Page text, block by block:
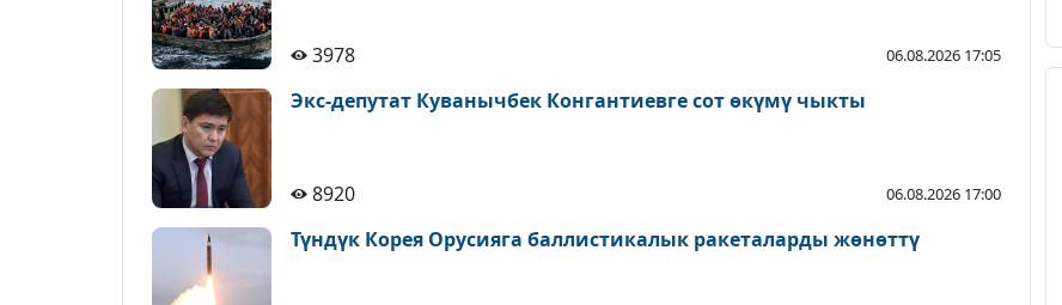
3978 06.08.2026 17:05
Экс-депутат Куванычбек Конгантиевге сот өкүмү чыкты
8920 06.08.2026 17:00
Түндүк Корея Орусияга баллистикалык ракеталарды жөнөттү